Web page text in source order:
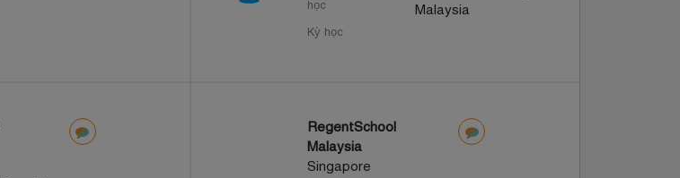
học
Malaysia
Kỳ học
RegentSchool
Malaysia
Singapore